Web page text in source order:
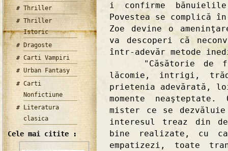
Thriller
Thriller
Istoric
Dragoste
Carti Vampiri
Urban Fantasy
Carti
Nonfictiune
Literatura
clasica
Cele mai citite :
i confirme
Povestea se complică
Zoe devine o
va descoperi că
într-adevăr metode
"Căsătorie de
lăcomie, intrigi,
prietenia adevărată,
momente
mister ce se
interesul treaz din
bine realizate, cu
empatizezi, toate